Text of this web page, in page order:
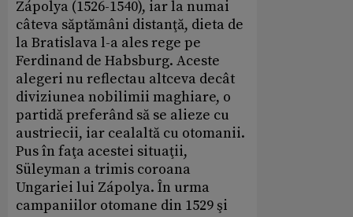
Zápolya (1526-1540), iar la numai
câteva săptămâni distanţă, dieta de
la Bratislava l-a ales rege pe
Ferdinand de Habsburg. Aceste
alegeri nu reflectau altceva decât
diviziunea nobilimii maghiare, o
partidă preferând să se alieze cu
austriecii, iar cealaltă cu otomanii.
Pus în faţa acestei situaţii,
Süleyman a trimis coroana
Ungariei lui Zápolya. În urma
campaniilor otomane din 1529 şi